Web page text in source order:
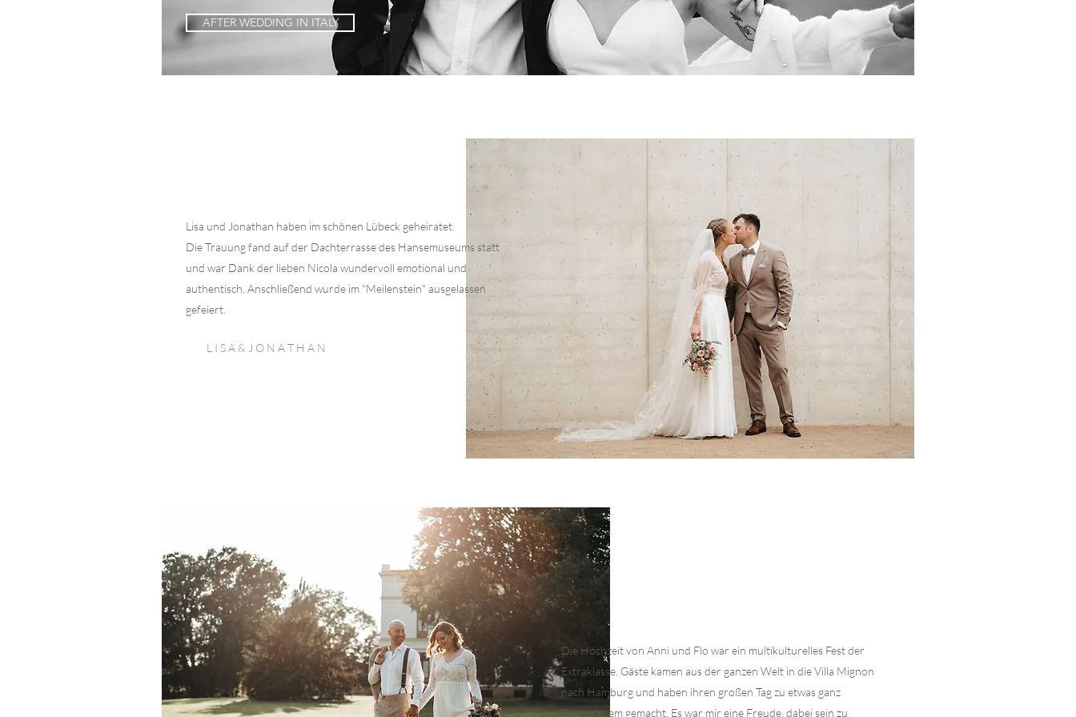
AFTER WEDDING IN ITALY
Lisa und Jonathan haben im schönen Lübeck geheiratet.
Die Trauung fand auf der Dachterrasse des Hansemuseums statt
und war Dank der lieben Nicola wundervoll emotional und
authentisch. Anschließend wurde im "Meilenstein" ausgelassen
gefeiert.
L I S A & J O N A T H A N
Die Hochzeit von Anni und Flo war ein multikulturelles Fest der
Extraklasse. Gäste kamen aus der ganzen Welt in die Villa Mignon
nach Hamburg und haben ihren großen Tag zu etwas ganz
Besonderem gemacht. Es war mir eine Freude, dabei sein zu